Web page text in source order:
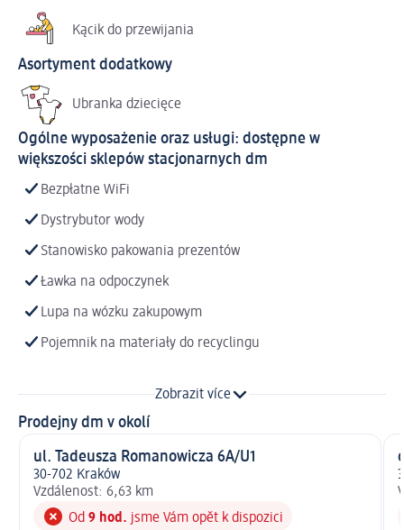
Kącik do przewijania
Asortyment dodatkowy
Ubranka dziecięce
Ogólne wyposażenie oraz usługi: dostępne w
większości sklepów stacjonarnych dm
Bezpłatne WiFi
Dystrybutor wody
Stanowisko pakowania prezentów
Ławka na odpoczynek
Lupa na wózku zakupowym
Pojemnik na materiały do recyclingu
Zobrazit více
Prodejny dm v okolí
ul. Tadeusza Romanowicza 6A/U1
30-702 Kraków
Vzdálenost: 6,63 km
Od 9 hod. jsme Vám opět k dispozici